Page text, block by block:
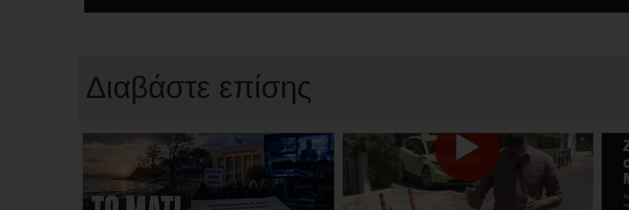
Διαβάστε επίσης